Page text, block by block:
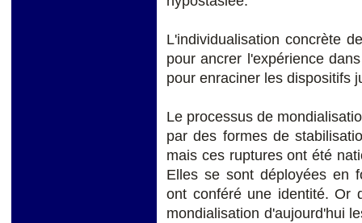
L'individualisation concrète
pour ancrer l'expérience
pour enraciner les dispositifs
Le processus de
par des formes de
mais ces ruptures ont été
Elles se sont déployées en
ont conféré une identité. Or
mondialisation d'aujourd'hui